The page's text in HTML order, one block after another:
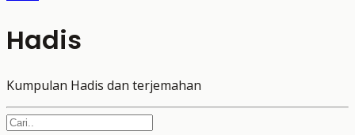
Hadis
Kumpulan Hadis dan terjemahan